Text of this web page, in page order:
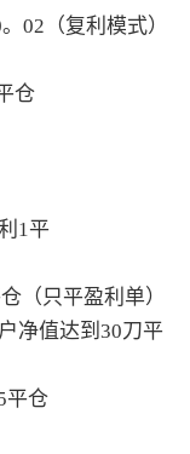
02（复利模式）
仓
1平
（只平盈利单）
净值达到30刀平
平仓